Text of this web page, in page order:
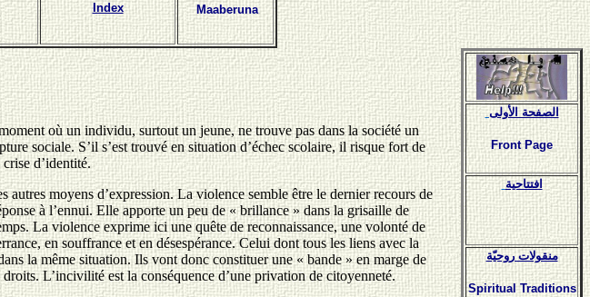
Index Maaberuna
où un individu, surtout un jeune, ne trouve pas dans la société un
sociale. S’il s’est trouvé en situation d’échec scolaire, il risque fort de
d’identité.
moyens d’expression. La violence semble être le dernier recours de
à l’ennui. Elle apporte un peu de « brillance » dans la grisaille de
La violence exprime ici une quête de reconnaissance, une volonté de
en souffrance et en désespérance. Celui dont tous les liens avec la
la même situation. Ils vont donc constituer une « bande » en marge de
L’incivilité est la conséquence d’une privation de citoyenneté.
الصفحة الأولى
Front Page
افتتاحية
منقولات روحيّة
Spiritual Traditions